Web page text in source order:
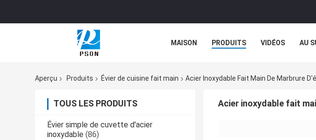
MAISON PRODUITS VIDÉOS AU
Aperçu
Produits Évier de cuisine fait main Acier Inoxydable Fait Main De Marbrure
TOUS LES PRODUITS
Évier simple de cuvette d'acier
inoxydable (86)
Acier inoxydable fait